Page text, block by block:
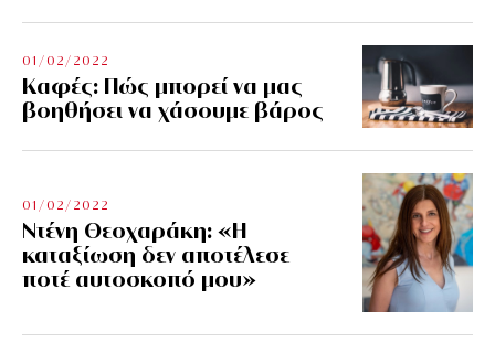
01/02/2022
Kαφές: Πώς μπορεί να μας
βοηθήσει να χάσουμε βάρος
01/02/2022
Ντένη Θεοχαράκη: «Η
καταξίωση δεν αποτέλεσε
ποτέ αυτοσκοπό μου»